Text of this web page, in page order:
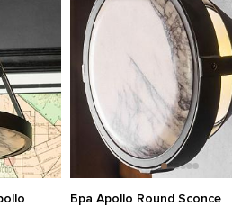
Бра Apollo Round Sconce